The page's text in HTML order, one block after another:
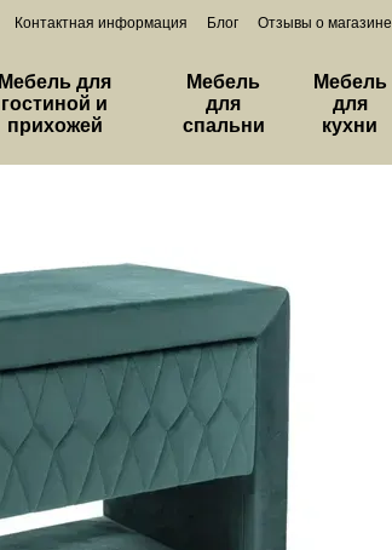
Контактная информация Блог Отзывы о магазине
Мебель для
гостиной и
прихожей
Мебель
для
спальни
Мебель
для
кухни